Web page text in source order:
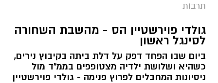
תרבות
גולדי פוירשטיין הס - מהשבת השחורה
לסינגל ראשון
ביום שבו הפחד דפק על דלת ביתה בקיבוץ נירים,
כשהיא ושלושת ילדיה מצטופפים בממ"ד מול
ניסיונות המחבלים לפרוץ פנימה - גולדי פוירשטיין